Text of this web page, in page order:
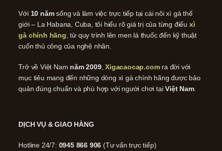
Với 10 nămsống và làm việc trực tiếp tại cái nôi xì gà thế
giới – La Habana, Cuba, tôi hiểu rõ giá trị của từng điếu xì
gà chính hãng , từ quy trình lên men lá thuốc đến kỹ thuật
cuốn thủ công của nghệ nhân.
Trở về Việt Nam năm 2009,Xigacaocap.comra đời với
mục tiêu mang đến những dòng xì gà chính hãng được bảo
quản đúng chuẩn và phù hợp với người chơi tạiViệt Nam.
DỊCH VỤ & GIAO HÀNG
Hotline 24/7: 0945 866 906 (Tư vấn trực tiếp)